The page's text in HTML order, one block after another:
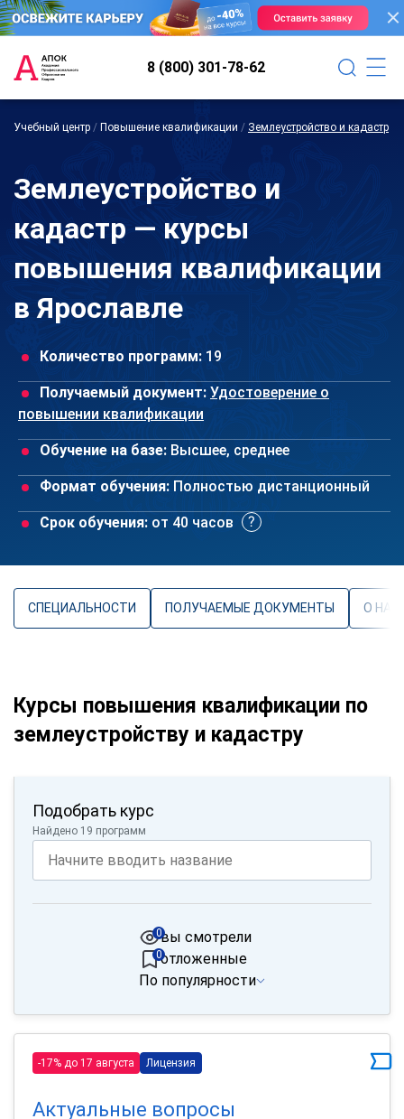
8 (800) 301-78-62
Учебный центр / Повышение квалификации / Землеустройство и кадастр
Землеустройство и
кадастр — курсы
повышения квалификации
в Ярославле
Количество программ: 19
Получаемый документ: Удостоверение о
повышении квалификации
Обучение на базе: Высшее, среднее
Формат обучения: Полностью дистанционный
Срок обучения: от 40 часов
СПЕЦИАЛЬНОСТИ ПОЛУЧАЕМЫЕ ДОКУМЕНТЫ О
Курсы повышения квалификации по
землеустройству и кадастру
Подобрать курс
Найдено 19 программ
вы смотрели
0
отложенные
0
По популярности
-17% до 17 августа Лицензия
Актуальные вопросы